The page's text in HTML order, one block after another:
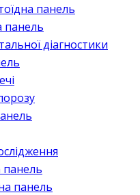
панель
панель
діагностики
панель
панель